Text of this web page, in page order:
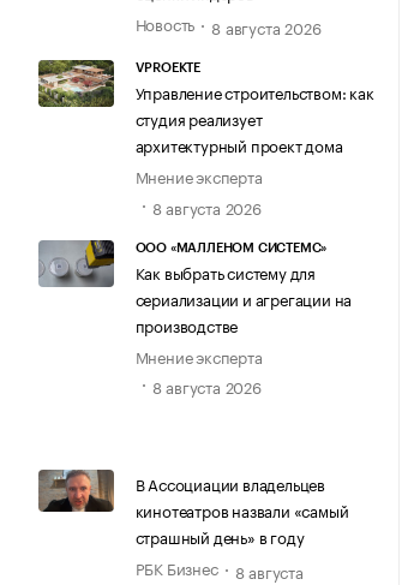
Новость
8 августа 2026
VPROEKTE
Управление строительством: как
студия реализует
архитектурный проект дома
Мнение эксперта
8 августа 2026
ООО «МАЛЛЕНОМ СИСТЕМС»
Как выбрать систему для
сериализации и агрегации на
производстве
Мнение эксперта
8 августа 2026
В Ассоциации владельцев
кинотеатров назвали «самый
страшный день» в году
РБК Бизнес
8 августа